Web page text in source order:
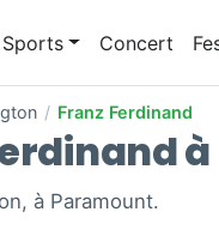
Sports Concert
/ Franz Ferdinand
à Paramount.